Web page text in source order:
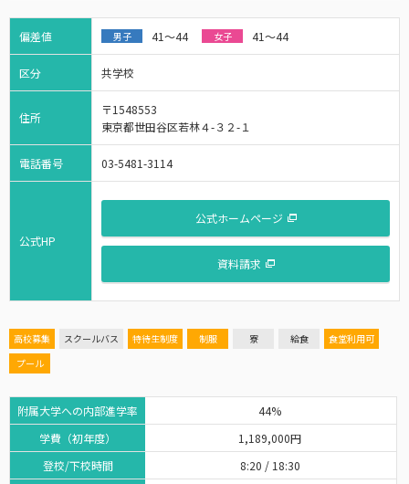
偏差値 男子 41～44 女子 41～44
区分 共学校
住所
〒1548553
東京都世田谷区若林４-３２-１
電話番号 03-5481-3114
公式HP
公式ホームページ
資料請求
高校募集 スクールバス 特待生制度 制服 寮 給食
食堂利用可
プール
附属大学への内部進学率
学費（初年度）
登校/下校時間
44%
1,189,000円
8:20 / 18:30